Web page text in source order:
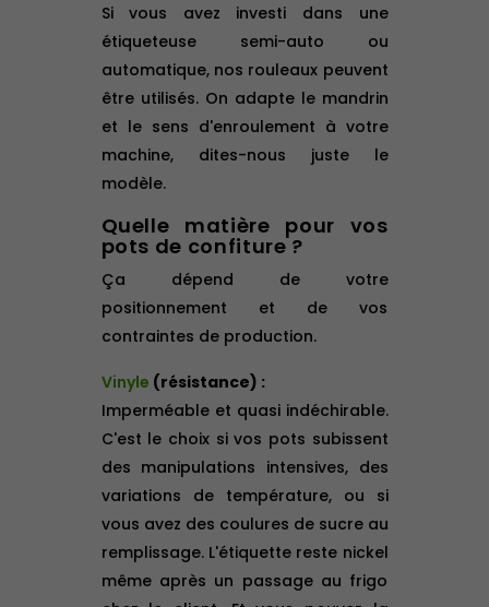
Si vous avez investi dans une
étiqueteuse semi-auto ou
automatique, nos rouleaux peuvent
être utilisés. On adapte le mandrin
et le sens d'enroulement à votre
machine, dites-nous juste le
modèle.
Quelle matière pour vos
pots de confiture ?
Ça dépend de votre
positionnement et de vos
contraintes de production.
Vinyle (résistance) :
Imperméable et quasi indéchirable.
C'est le choix si vos pots subissent
des manipulations intensives, des
variations de température, ou si
vous avez des coulures de sucre au
remplissage. L'étiquette reste nickel
même après un passage au frigo